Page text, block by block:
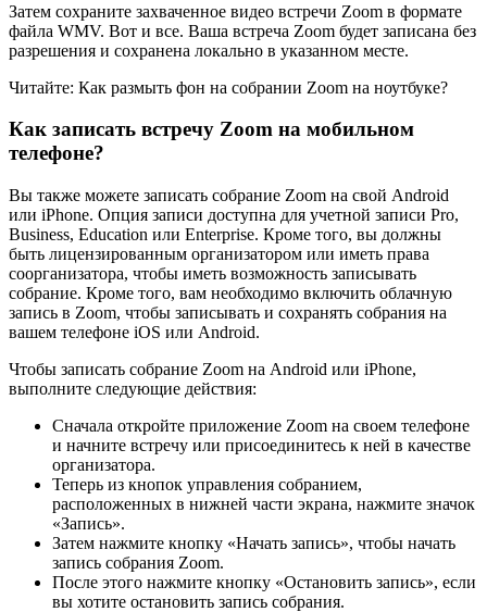
Затем сохраните захваченное видео встречи Zoom в формате
файла WMV. Вот и все. Ваша встреча Zoom будет записана без
разрешения и сохранена локально в указанном месте.
Читайте: Как размыть фон на собрании Zoom на ноутбуке?
Как записать встречу Zoom на мобильном
телефоне?
Вы также можете записать собрание Zoom на свой Android
или iPhone. Опция записи доступна для учетной записи Pro,
Business, Education или Enterprise. Кроме того, вы должны
быть лицензированным организатором или иметь права
соорганизатора, чтобы иметь возможность записывать
собрание. Кроме того, вам необходимо включить облачную
запись в Zoom, чтобы записывать и сохранять собрания на
вашем телефоне iOS или Android.
Чтобы записать собрание Zoom на Android или iPhone,
выполните следующие действия:
Сначала откройте приложение Zoom на своем телефоне
и начните встречу или присоединитесь к ней в качестве
организатора.
Теперь из кнопок управления собранием,
расположенных в нижней части экрана, нажмите значок
«Запись».
Затем нажмите кнопку «Начать запись», чтобы начать
запись собрания Zoom.
После этого нажмите кнопку «Остановить запись», если
вы хотите остановить запись собрания.